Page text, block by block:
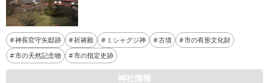
神長官守矢邸跡 祈祷殿 ミシャグジ神 古墳 市の有形文化財
市の天然記念物 市の指定史跡
神社情報